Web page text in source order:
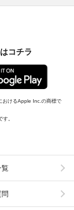
コチラ
おけるApple Inc.の商標で
。
覧